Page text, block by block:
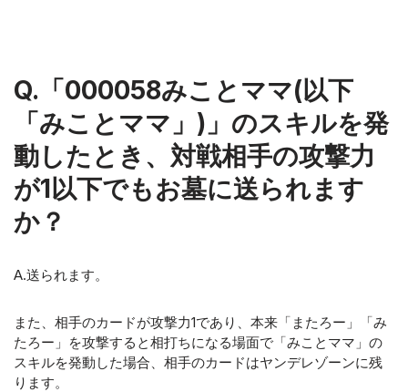
Q.「000058みことママ(以下
「みことママ」)」のスキルを発
動したとき、対戦相手の攻撃力
が1以下でもお墓に送られます
か？
A.送られます。
また、相手のカードが攻撃力1であり、本来「またろー」「み
たろー」を攻撃すると相打ちになる場面で「みことママ」の
スキルを発動した場合、相手のカードはヤンデレゾーンに残
ります。